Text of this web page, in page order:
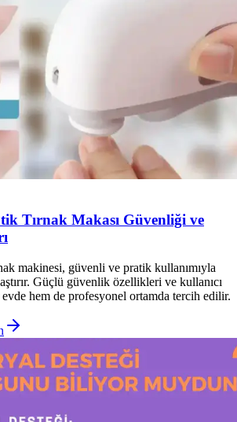
Tırnak Makası Güvenliği ve
makinesi, güvenli ve pratik kullanımıyla
Güçlü güvenlik özellikleri ve kullanıcı
evde hem de profesyonel ortamda tercih edilir.